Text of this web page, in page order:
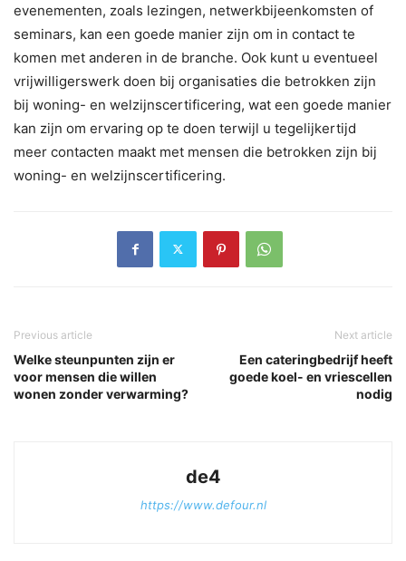
evenementen, zoals lezingen, netwerkbijeenkomsten of
seminars, kan een goede manier zijn om in contact te
komen met anderen in de branche. Ook kunt u eventueel
vrijwilligerswerk doen bij organisaties die betrokken zijn
bij woning- en welzijnscertificering, wat een goede manier
kan zijn om ervaring op te doen terwijl u tegelijkertijd
meer contacten maakt met mensen die betrokken zijn bij
woning- en welzijnscertificering.
Previous article
Welke steunpunten zijn er
voor mensen die willen
wonen zonder verwarming?
Next article
Een cateringbedrijf heeft
goede koel- en vriescellen
nodig
de4
https://www.defour.nl